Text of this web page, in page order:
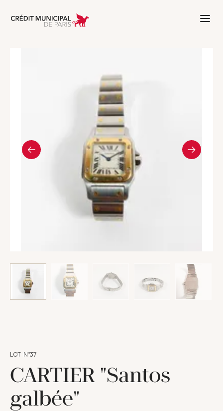
Aller à l'accueil de Crédit Municipal
LOT N°37
CARTIER "Santos
galbée"